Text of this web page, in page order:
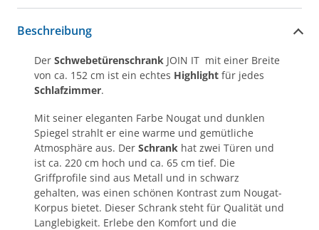
Beschreibung
Der Schwebetürenschrank JOIN IT mit einer Breite
von ca. 152 cm ist ein echtes Highlight für jedes
Schlafzimmer.
Mit seiner eleganten Farbe Nougat und dunklen
Spiegel strahlt er eine warme und gemütliche
Atmosphäre aus. Der Schrank hat zwei Türen und
ist ca. 220 cm hoch und ca. 65 cm tief. Die
Griffprofile sind aus Metall und in schwarz
gehalten, was einen schönen Kontrast zum Nougat-
Korpus bietet. Dieser Schrank steht für Qualität und
Langlebigkeit. Erlebe den Komfort und die